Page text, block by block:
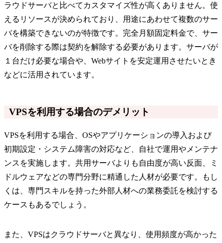
ラウドサーバと比べてカスタマイズ性が高くありません。使
えるリソースが決められており、用途にあわせて複数のサー
バを構築できないのが特徴です。完全月額固定料金で、サー
バを削除する際は契約を解除する必要があります。サーバが
１台だけ必要な場合や、Webサイトを安定運用させたいとき
などに活用されています。
VPSを利用する場合のデメリット
VPSを利用する場合、OSやアプリケーションの導入および
初期設定・システム障害の対応など、自社で運用やメンテナ
ンスを実施します。共用サーバよりも自由度が高い反面、ミ
ドルウェアなどの専門分野に精通した人材が必要です。もし
くは、専門スキルを持った外部人材への業務委託を検討する
ケースもあるでしょう。
また、VPSはクラウドサーバと異なり、使用頻度が高かった